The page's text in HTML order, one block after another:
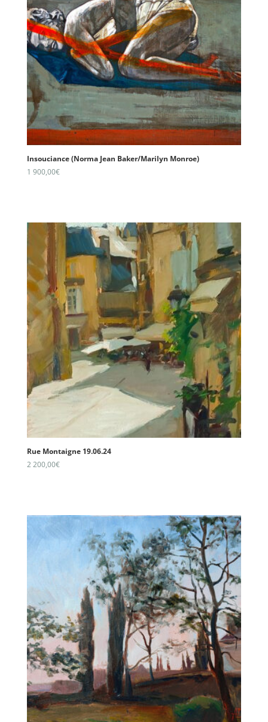
Insouciance (Norma Jean Baker/Marilyn Monroe)
1 900,00€
Rue Montaigne 19.06.24
2 200,00€